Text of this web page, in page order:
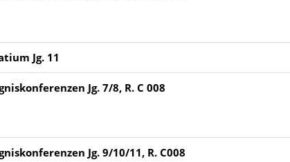
Jg. 11
Jg. 7/8, R. C 008
Jg. 9/10/11, R. C008